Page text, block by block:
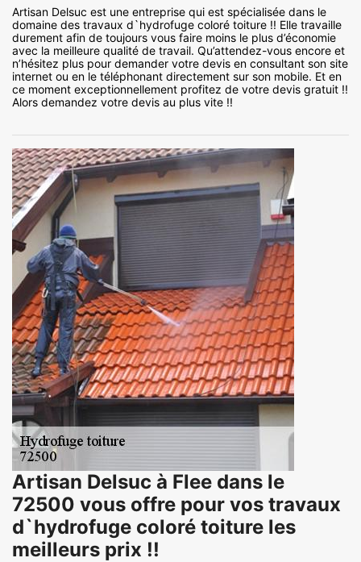
Artisan Delsuc est une entreprise qui est spécialisée dans le
domaine des travaux d`hydrofuge coloré toiture !! Elle travaille
durement afin de toujours vous faire moins le plus d’économie
avec la meilleure qualité de travail. Qu’attendez-vous encore et
n’hésitez plus pour demander votre devis en consultant son site
internet ou en le téléphonant directement sur son mobile. Et en
ce moment exceptionnellement profitez de votre devis gratuit !!
Alors demandez votre devis au plus vite !!
Artisan Delsuc à Flee dans le
72500 vous offre pour vos travaux
d`hydrofuge coloré toiture les
meilleurs prix !!